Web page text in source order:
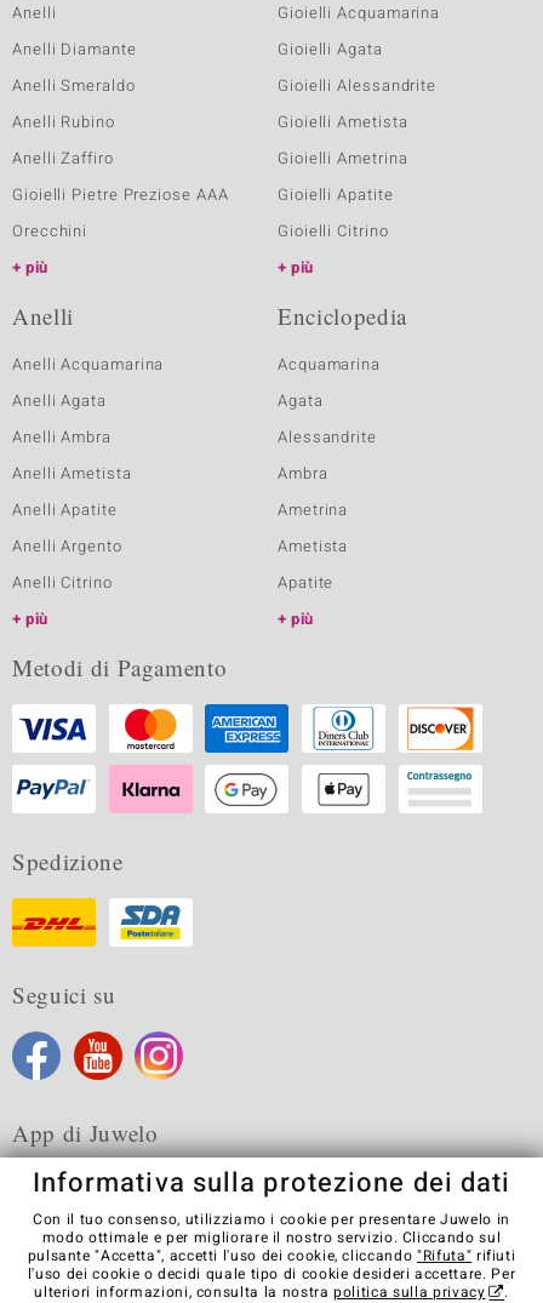
Anelli
Anelli Diamante
Anelli Smeraldo
Anelli Rubino
Anelli Zaffiro
Gioielli Pietre Preziose AAA
Orecchini
più
Gioielli Acquamarina
Gioielli Agata
Gioielli Alessandrite
Gioielli Ametista
Gioielli Ametrina
Gioielli Apatite
Gioielli Citrino
più
Anelli
Anelli Acquamarina
Anelli Agata
Anelli Ambra
Anelli Ametista
Anelli Apatite
Anelli Argento
Anelli Citrino
più
Enciclopedia
Acquamarina
Agata
Alessandrite
Ambra
Ametrina
Ametista
Apatite
più
Metodi di Pagamento
Spedizione
Seguici su
App di Juwelo
Condizioni generali di vendita Informativa Privacy
Cookies
Note legali
Contatti Recedere dal contratto
Informativa sulla protezione dei dati
Con il tuo consenso, utilizziamo i cookie per presentare Juwelo in
modo ottimale e per migliorare il nostro servizio. Cliccando sul
pulsante "Accetta", accetti l'uso dei cookie, cliccando "Rifuta" rifiuti
l'uso dei cookie o decidi quale tipo di cookie desideri accettare. Per
ulteriori informazioni, consulta la nostrapolitica sulla privacy .